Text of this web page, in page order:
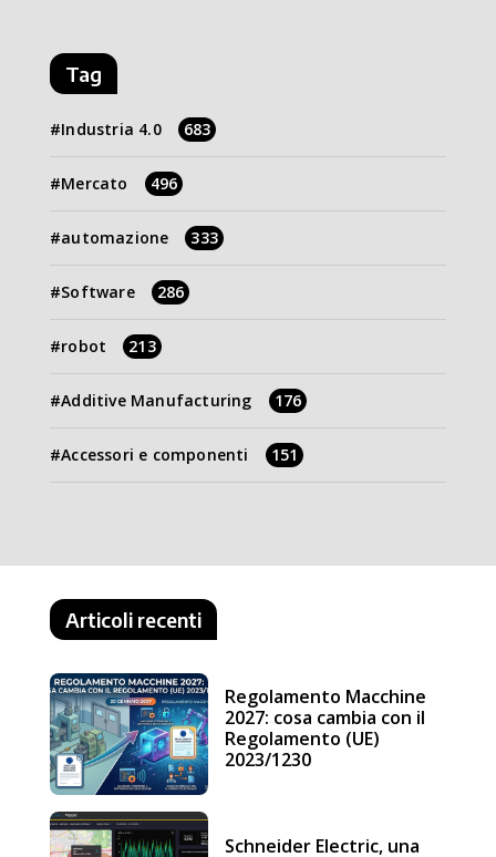
Tag
Industria 4.0 683
Mercato 496
automazione 333
Software 286
robot 213
Additive Manufacturing 176
Accessori e componenti 151
Articoli recenti
Regolamento Macchine
2027: cosa cambia con il
Regolamento (UE)
2023/1230
Schneider Electric, una